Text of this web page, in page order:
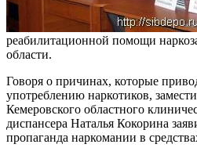
реабилитационной помощи
области.
Говоря о причинах, которые
употреблению наркотиков,
Кемеровского областного
диспансера Наталья Кокорина
пропаганда наркомании в